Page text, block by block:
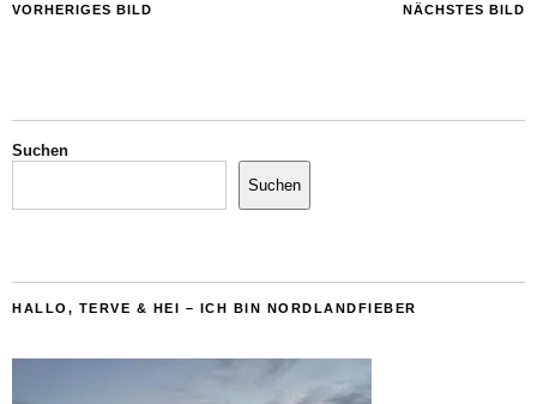
NÄCHSTES BILD
VORHERIGES BILD
Suchen
Suchen
HALLO, TERVE & HEI – ICH BIN NORDLANDFIEBER